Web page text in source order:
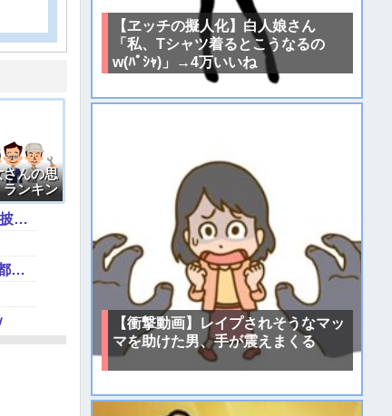
さんの思
ランキン
【朗報】寺田心、週6ジム通いで体重62kg→82kgに 110kgのベンチプレス持ち上げる姿披露（画像あり）
最新の日本人が減り、外国人が増えた街市ランキングをご覧下さい→5位川口市、4位京都市、ではトップ3は❓
【ヱッチの擬人化】白人娘さん
「私、Tシャツ着るとこうなるの
w(ﾊﾟｼｬ)」→4万いいね
【衝撃動画】レイプされそうなマッ
マを助けた男、手が震えまくる